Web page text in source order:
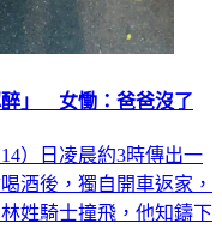
醉」 女慟：爸爸沒了
）日凌晨約3時傳出一
酒後，獨自開車返家，
姓騎士撞飛，他知鑄下